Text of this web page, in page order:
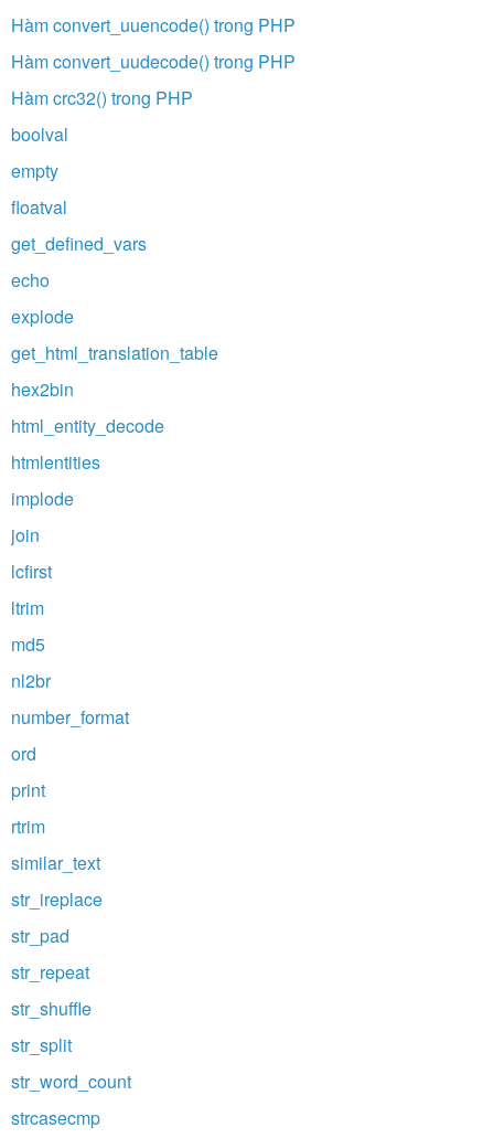
Hàm convert_uuencode() trong PHP
Hàm convert_uudecode() trong PHP
Hàm crc32() trong PHP
boolval
empty
floatval
get_defined_vars
echo
explode
get_html_translation_table
hex2bin
html_entity_decode
htmlentities
implode
join
lcfirst
ltrim
md5
nl2br
number_format
ord
print
rtrim
similar_text
str_ireplace
str_pad
str_repeat
str_shuffle
str_split
str_word_count
strcasecmp